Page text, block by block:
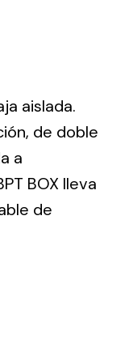
aislada.
de doble
a
BOX lleva
de